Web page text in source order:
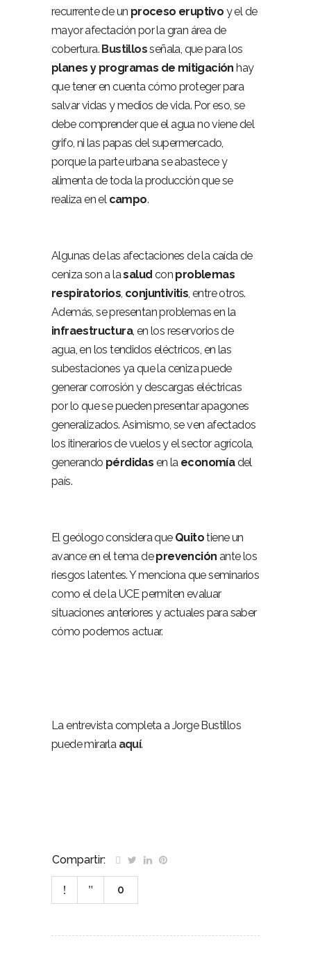
recurrente de un proceso eruptivo y el de
mayor afectación por la gran área de
cobertura. Bustillosseñala, que para los
planes y programas de mitigación hay
que tener en cuenta cómo proteger para
salvar vidas y medios de vida. Por eso, se
debe comprender que el agua no viene del
grifo, ni las papas del supermercado,
porque la parte urbana se abastece y
alimenta de toda la producción que se
realiza en el campo.
Algunas de las afectaciones de la caída de
ceniza son a lasalud con problemas
respiratorios, conjuntivitis, entre otros.
Además, se presentan problemas en la
infraestructura, en los reservorios de
agua, en los tendidos eléctricos, en las
subestaciones ya que la ceniza puede
generar corrosión y descargas eléctricas
por lo que se pueden presentar apagones
generalizados. Asimismo, se ven afectados
los itinerarios de vuelos y el sector agrícola,
generando pérdidas en la economíadel
país.
El geólogo considera que Quitotiene un
avance en el tema deprevención ante los
riesgos latentes. Y menciona que seminarios
como el de la UCE permiten evaluar
situaciones anteriores y actuales para saber
cómo podemos actuar.
La entrevista completa a Jorge Bustillos
puede mirarla aquí.
Compartir:
0